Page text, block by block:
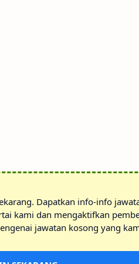
Dapatkan info-info
kami dan mengaktifkan
jawatan kosong yang